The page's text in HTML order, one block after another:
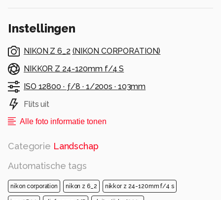
Hier vervagen de grenzen tussen droom en
Welkom in de Surrealistische Etherische
Instellingen
NIKON Z 6_2 (NIKON CORPORATION)
NIKKOR Z 24-120mm f/4 S
ISO 12800 · ƒ/8 · 1/200s · 103mm
Flits uit
Alle foto informatie tonen
Categorie Landschap
Automatische tags
nikon corporation nikon z 6_2 nikkor z 24-120mm f/4 s